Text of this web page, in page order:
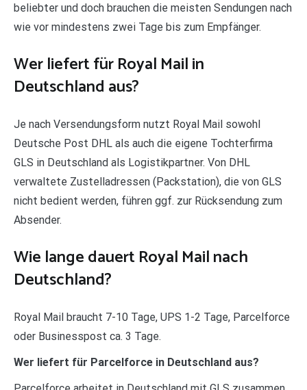
beliebter und doch brauchen die meisten Sendungen nach
wie vor mindestens zwei Tage bis zum Empfänger.
Wer liefert für Royal Mail in
Deutschland aus?
Je nach Versendungsform nutzt Royal Mail sowohl
Deutsche Post DHL als auch die eigene Tochterfirma
GLS in Deutschland als Logistikpartner. Von DHL
verwaltete Zustelladressen (Packstation), die von GLS
nicht bedient werden, führen ggf. zur Rücksendung zum
Absender.
Wie lange dauert Royal Mail nach
Deutschland?
Royal Mail braucht 7-10 Tage, UPS 1-2 Tage, Parcelforce
oder Businesspost ca. 3 Tage.
Wer liefert für Parcelforce in Deutschland aus?